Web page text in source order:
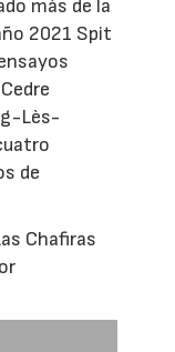
más de la
2021 Spit
Lès-
de
Chafiras